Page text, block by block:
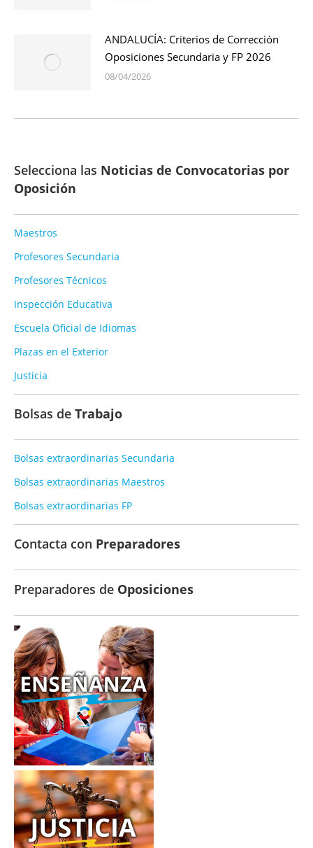
ANDALUCÍA: Criterios de Corrección
Oposiciones Secundaria y FP 2026
08/04/2026
Selecciona las Noticias de Convocatorias por
Oposición
Maestros
Profesores Secundaria
Profesores Técnicos
Inspección Educativa
Escuela Oficial de Idiomas
Plazas en el Exterior
Justicia
Bolsas de Trabajo
Bolsas extraordinarias Secundaria
Bolsas extraordinarias Maestros
Bolsas extraordinarias FP
Contacta con Preparadores
Preparadores de Oposiciones